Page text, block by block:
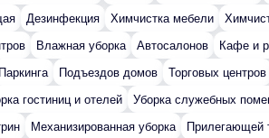
Дезинфекция Химчистка мебели
Влажная уборка Автосалонов
Кафе и
Паркинга Подъездов домов
Торговых центров
гостиниц и отелей
Уборка служебных
Механизированная уборка Прилегающей